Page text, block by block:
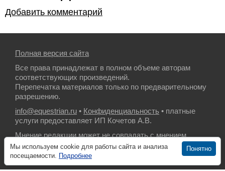
Добавить комментарий
Полная версия сайта
Все права принадлежат в полном объеме авторам
соответствующих произведений.
Перепечатка материалов только по предварительному
разрешению.
info@equestrian.ru • Конфиденциальность • платные
услуги предоставляет ИП Кочетов А.В.
Мнение редакции может не совпадать с мнением
авторов.
Понятно
Мы используем cookie для работы сайта и анализа
посещаемости. Подробнее